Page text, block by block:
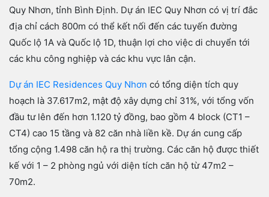
Quy Nhơn, tỉnh Bình Định. Dự án IEC Quy Nhơn có vị trí đắc
địa chỉ cách 800m có thể kết nối đến các tuyến đường
Quốc lộ 1A và Quốc lộ 1D, thuận lợi cho việc di chuyển tới
các khu công nghiệp và các khu vực lân cận.
Dự án IEC Residences Quy Nhơn có tổng diện tích quy
hoạch là 37.617m2, mật độ xây dựng chỉ 31%, với tổng vốn
đầu tư lên đến hơn 1.120 tỷ đồng, bao gồm 4 block (CT1 –
CT4) cao 15 tầng và 82 căn nhà liền kề. Dự án cung cấp
tổng cộng 1.498 căn hộ ra thị trường. Các căn hộ được thiết
kế với 1 – 2 phòng ngủ với diện tích căn hộ từ 47m2 –
70m2.